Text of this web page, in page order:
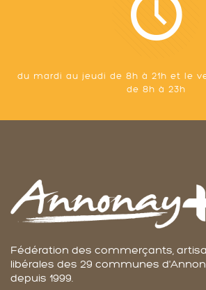
du mardi au jeudi de 8h à 21h et le
de 8h à 23h
Fédération des commerçants,
libérales des 29 communes
depuis 1999.